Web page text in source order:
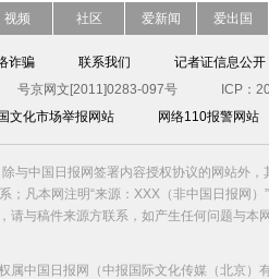
视频 社区 爱新闻 爱出国
诈骗 联系我们
记者证信息公开
号京网文[2011]0283-097号
ICP：
文化市场举报网站 网络110报警网站
与中国日报网签署内容授权协议的网站外
凡本网注明“来源：XXX（非中国日报网）
与稿件来源方联系，如产生任何问题与本网
中国日报网（中报国际文化传媒（北京）